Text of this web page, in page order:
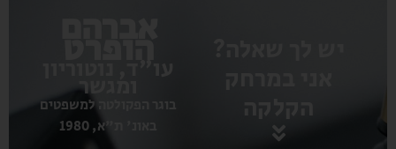
ומגשר
בוגר הפקולטה למשפטים
באונ' ת"א, 1980